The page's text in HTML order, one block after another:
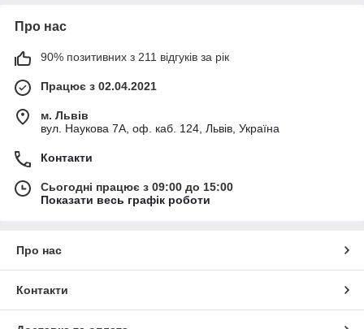
Про нас
90% позитивних з 211 відгуків за рік
Працює з 02.04.2021
м. Львів
вул. Наукова 7А, оф. каб. 124, Львів, Україна
Контакти
Сьогодні працює з 09:00 до 15:00
Показати весь графік роботи
Про нас
Контакти